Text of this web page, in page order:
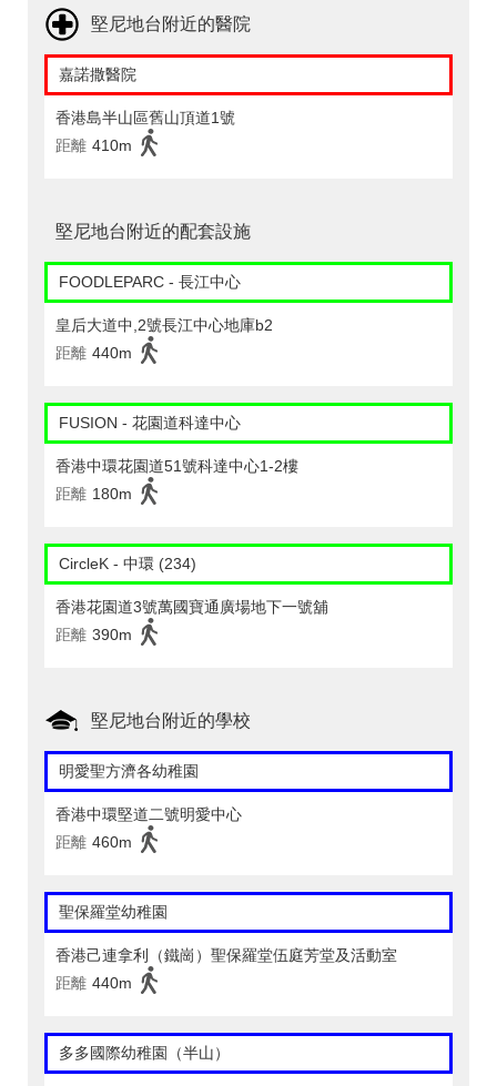
堅尼地台附近的醫院
嘉諾撒醫院
香港島半山區舊山頂道1號
距離 410m
堅尼地台附近的配套設施
FOODLEPARC - 長江中心
皇后大道中,2號長江中心地庫b2
距離 440m
FUSION - 花園道科達中心
香港中環花園道51號科達中心1-2樓
距離 180m
CircleK - 中環 (234)
香港花園道3號萬國寶通廣場地下一號舖
距離 390m
堅尼地台附近的學校
明愛聖方濟各幼稚園
香港中環堅道二號明愛中心
距離 460m
聖保羅堂幼稚園
香港己連拿利（鐵崗）聖保羅堂伍庭芳堂及活動室
距離 440m
多多國際幼稚園（半山）